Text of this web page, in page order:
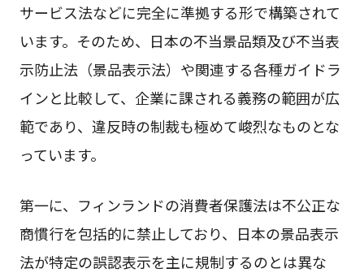
サービス法などに完全に準拠する形で構築されて
います。そのため、日本の不当景品類及び不当表
示防止法（景品表示法）や関連する各種ガイドラ
インと比較して、企業に課される義務の範囲が広
範であり、違反時の制裁も極めて峻烈なものとな
っています。
第一に、フィンランドの消費者保護法は不公正な
商慣行を包括的に禁止しており、日本の景品表示
法が特定の誤認表示を主に規制するのとは異な